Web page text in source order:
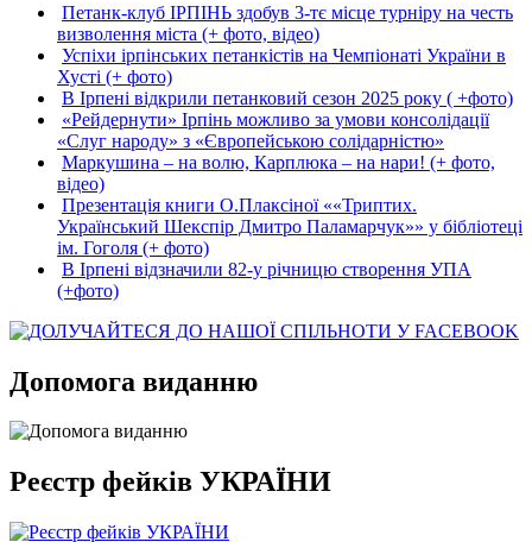
Петанк-клуб ІРПІНЬ здобув 3-тє місце турніру на честь
визволення міста (+ фото, відео)
Успіхи ірпінських петанкістів на Чемпіонаті України в
Хусті (+ фото)
В Ірпені відкрили петанковий сезон 2025 року ( +фото)
«Рейдернути» Ірпінь можливо за умови консолідації
«Слуг народу» з «Європейською солідарністю»
Маркушина – на волю, Карплюка – на нари! (+ фото,
відео)
Презентація книги О.Плаксіної ««Триптих.
Український Шекспір Дмитро Паламарчук»» у бібліотеці
ім. Гоголя (+ фото)
В Ірпені відзначили 82-у річницю створення УПА
(+фото)
Допомога виданню
Реєстр фейків УКРАЇНИ